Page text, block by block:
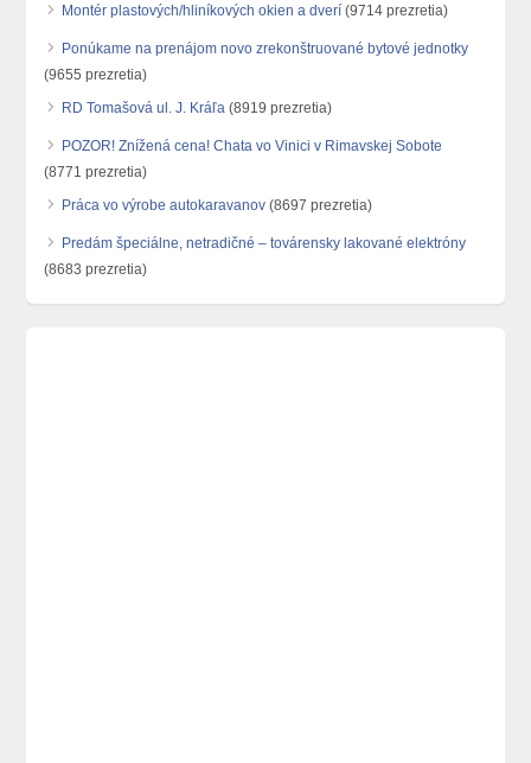
Montér plastových/hliníkových okien a dverí (9714 prezretia)
Ponúkame na prenájom novo zrekonštruované bytové jednotky
(9655 prezretia)
RD Tomašová ul. J. Kráľa (8919 prezretia)
POZOR! Znížená cena! Chata vo Vinici v Rimavskej Sobote
(8771 prezretia)
Práca vo výrobe autokaravanov (8697 prezretia)
Predám špeciálne, netradičné – továrensky lakované elektróny
(8683 prezretia)